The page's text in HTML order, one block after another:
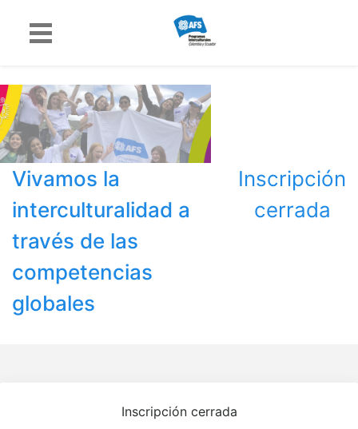
Vivamos la
interculturalidad a
través de las
competencias
globales
Inscripción
cerrada
Inscripción cerrada